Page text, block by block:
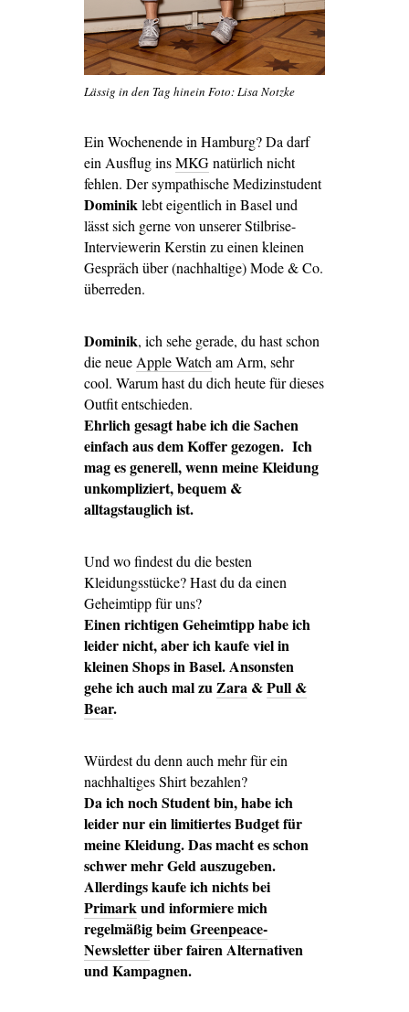
Lässig in den Tag hinein Foto: Lisa Notzke
Ein Wochenende in Hamburg? Da darf
ein Ausflug insMKGnatürlich nicht
fehlen. Der sympathische Medizinstudent
Dominiklebt eigentlich in Basel und
lässt sich gerne von unserer Stilbrise-
Interviewerin Kerstin zu einen kleinen
Gespräch über (nachhaltige) Mode & Co.
überreden.
Dominik, ich sehe gerade, du hast schon
die neueApple Watcham Arm, sehr
cool. Warum hast du dich heute für dieses
Outfit entschieden.
Ehrlich gesagt habe ich die Sachen
einfach aus dem Koffer gezogen. Ich
mag es generell, wenn meine Kleidung
unkompliziert, bequem &
alltagstauglich ist.
Und wo findest du die besten
Kleidungsstücke? Hast du da einen
Geheimtipp für uns?
Einen richtigen Geheimtipp habe ich
leider nicht, aber ich kaufe viel in
kleinen Shops in Basel. Ansonsten
gehe ich auch mal zuZara &Pull &
Bear.
Würdest du denn auch mehr für ein
nachhaltiges Shirt bezahlen?
Da ich noch Student bin, habe ich
leider nur ein limitiertes Budget für
meine Kleidung. Das macht es schon
schwer mehr Geld auszugeben.
Allerdings kaufe ich nichts bei
Primarkund informiere mich
regelmäßig beimGreenpeace-
Newsletterüber fairen Alternativen
und Kampagnen.